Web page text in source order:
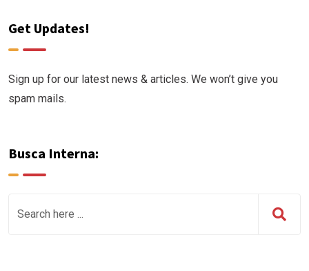
Get Updates!
Sign up for our latest news & articles. We won’t give you
spam mails.
Busca Interna: